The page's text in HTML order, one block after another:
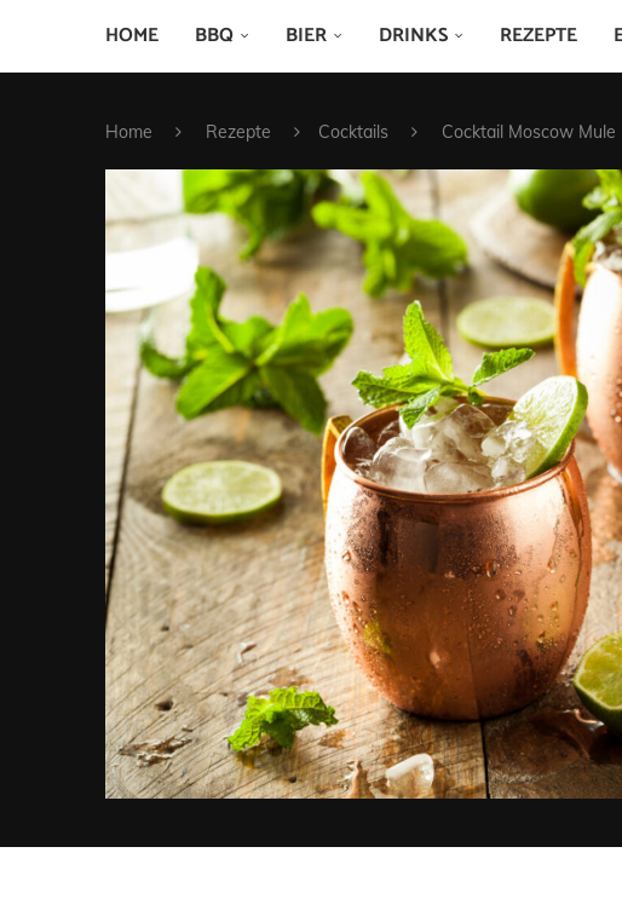
HOME BBQ BIER DRINKS REZEPTE
Home Rezepte Cocktails Cocktail Moscow Mule